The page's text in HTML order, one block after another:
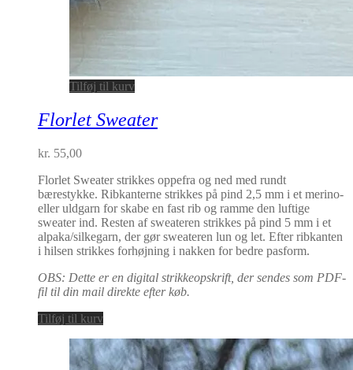
Tilføj til kurv
Florlet Sweater
kr. 55,00
Florlet Sweater strikkes oppefra og ned med rundt
bærestykke. Ribkanterne strikkes på pind 2,5 mm i et merino-
eller uldgarn for skabe en fast rib og ramme den luftige
sweater ind. Resten af sweateren strikkes på pind 5 mm i et
alpaka/silkegarn, der gør sweateren lun og let. Efter ribkanten
i hilsen strikkes forhøjning i nakken for bedre pasform.
OBS: Dette er en digital strikkeopskrift, der sendes som PDF-
fil til din mail direkte efter køb.
Tilføj til kurv